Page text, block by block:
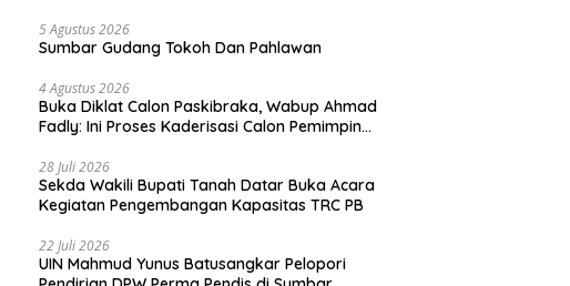
5 Agustus 2026
Sumbar Gudang Tokoh Dan Pahlawan
4 Agustus 2026
Buka Diklat Calon Paskibraka, Wabup Ahmad
Fadly: Ini Proses Kaderisasi Calon Pemimpin
28 Juli 2026
Sekda Wakili Bupati Tanah Datar Buka Acara
Kegiatan Pengembangan Kapasitas TRC PB
22 Juli 2026
UIN Mahmud Yunus Batusangkar Pelopori